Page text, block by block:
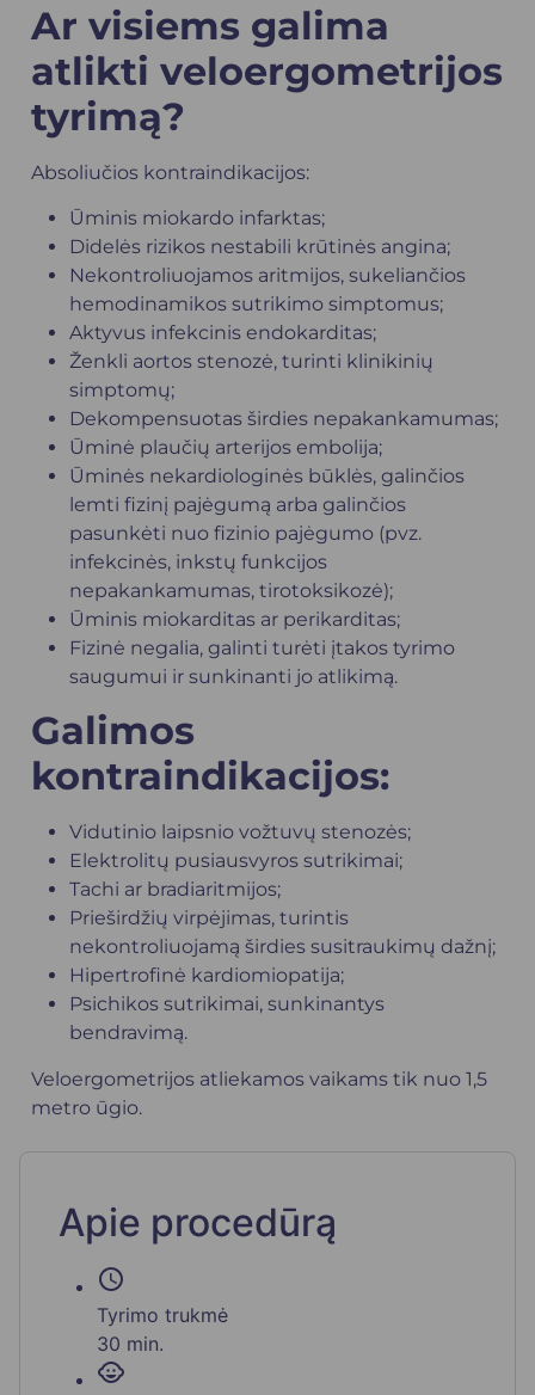
Ar visiems galima
atlikti veloergometrijos
tyrimą?
Absoliučios kontraindikacijos:
Ūminis miokardo infarktas;
Didelės rizikos nestabili krūtinės angina;
Nekontroliuojamos aritmijos, sukeliančios
hemodinamikos sutrikimo simptomus;
Aktyvus infekcinis endokarditas;
Ženkli aortos stenozė, turinti klinikinių
simptomų;
Dekompensuotas širdies nepakankamumas;
Ūminė plaučių arterijos embolija;
Ūminės nekardiologinės būklės, galinčios
lemti fizinį pajėgumą arba galinčios
pasunkėti nuo fizinio pajėgumo (pvz.
infekcinės, inkstų funkcijos
nepakankamumas, tirotoksikozė);
Ūminis miokarditas ar perikarditas;
Fizinė negalia, galinti turėti įtakos tyrimo
saugumui ir sunkinanti jo atlikimą.
Galimos
kontraindikacijos:
Vidutinio laipsnio vožtuvų stenozės;
Elektrolitų pusiausvyros sutrikimai;
Tachi ar bradiaritmijos;
Prieširdžių virpėjimas, turintis
nekontroliuojamą širdies susitraukimų dažnį;
Hipertrofinė kardiomiopatija;
Psichikos sutrikimai, sunkinantys
bendravimą.
Veloergometrijos atliekamos vaikams tik nuo 1,5
metro ūgio.
Apie procedūrą
schedule
Tyrimo trukmė
30 min.
child_care